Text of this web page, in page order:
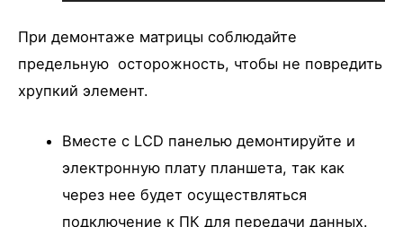
При демонтаже матрицы соблюдайте
предельную осторожность, чтобы не повредить
хрупкий элемент.
Вместе с LCD панелью демонтируйте и
электронную плату планшета, так как
через нее будет осуществляться
подключение к ПК для передачи данных.